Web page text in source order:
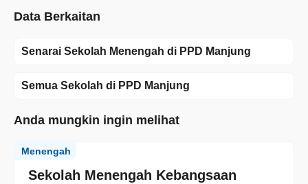
Data Berkaitan
Senarai Sekolah Menengah di PPD Manjung
Semua Sekolah di PPD Manjung
Anda mungkin ingin melihat
Sekolah Menengah Kebangsaan
Menengah